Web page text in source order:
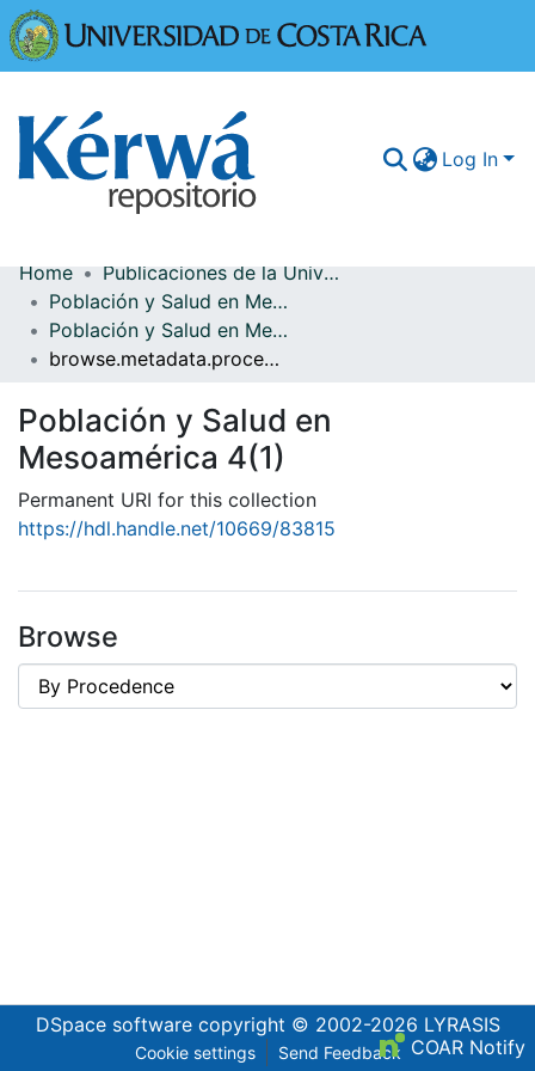
Log In
Communities & Collections
More Information
Statistics
Home
Publicaciones de la Universidad de Costa Rica
Población y Salud en Mesoamérica
Población y Salud en Mesoamérica 4(1)
browse.metadata.procedence.breadcrumbs
Población y Salud en
Mesoamérica 4(1)
Permanent URI for this collection
https://hdl.handle.net/10669/83815
Browse
DSpace softwarecopyright © 2002-2026 LYRASIS
Cookie settings Send Feedback COAR Notify